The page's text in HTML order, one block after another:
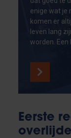
enige wat je
komen er
leven lang
worden. Een
Eerste